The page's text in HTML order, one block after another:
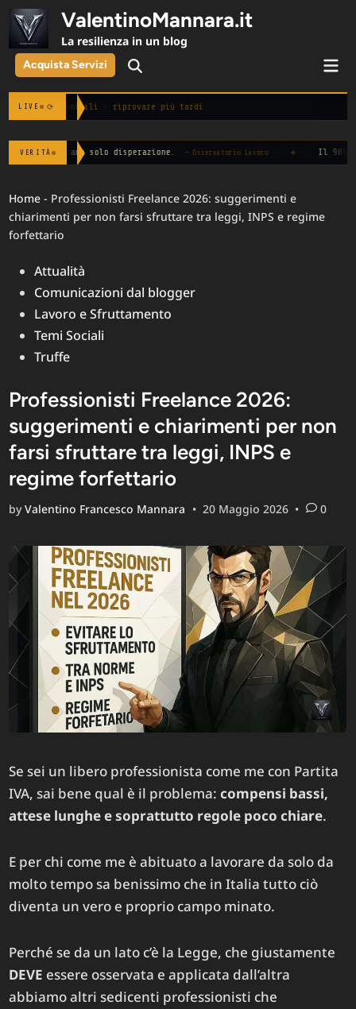
Skip
content
ValentinoMannara.it
La resilienza in un blog
Acquista Servizi Open
LIVE ⟳
non disponibili · riprovare più tardi
VERITÀ
disperazione. — Osservatorio Lavoro ◆ Il 90% dei dati raccolti
Home - Professionisti Freelance 2026: suggerimenti e
chiarimenti per non farsi sfruttare tra leggi, INPS e regime
forfettario
PostedAttualità
Comunicazioni dal blogger
Lavoro e Sfruttamento
Temi Sociali
Truffe
Professionisti Freelance 2026:
suggerimenti e chiarimenti per non
farsi sfruttare tra leggi, INPS e
regime forfettario
byValentino Francesco Mannara • 20 Maggio 2026 • 0
Se sei un libero professionista come me con Partita
IVA, sai bene qual è il problema:compensi bassi,
attese lunghe e soprattutto regole poco chiare.
E per chi come me è abituato a lavorare da solo da
molto tempo sa benissimo che in Italia tutto ciò
diventa un vero e proprio campo minato.
Perché se da un lato c’è la Legge, che giustamente
DEVE essere osservata e applicata dall’altra
abbiamo altri sedicenti professionisti che